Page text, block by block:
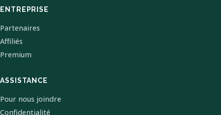
ENTREPRISE
Partenaires
Affiliés
Premium
ASSISTANCE
Pour nous joindre
Confidentialité